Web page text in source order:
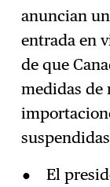
anuncian
entrada en
de que
medidas de
El